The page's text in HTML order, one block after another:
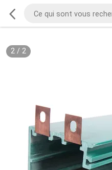
2/ 2